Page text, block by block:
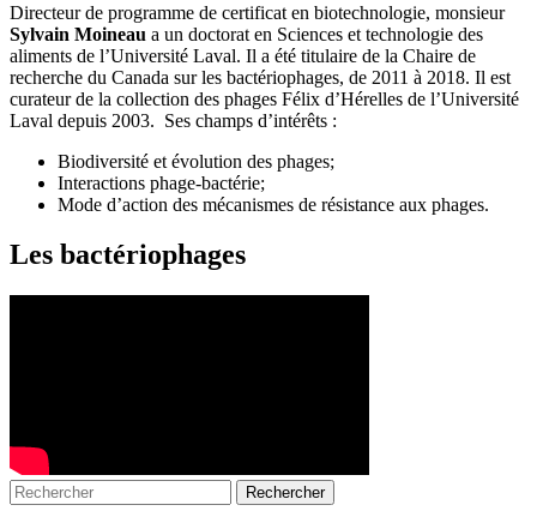
Directeur de programme de certificat en biotechnologie, monsieur
Sylvain Moineau a un doctorat en Sciences et technologie des
aliments de l’Université Laval. Il a été titulaire de la Chaire de
recherche du Canada sur les bactériophages, de 2011 à 2018. Il est
curateur de la collection des phages Félix d’Hérelles de l’Université
Laval depuis 2003. Ses champs d’intérêts :
Biodiversité et évolution des phages;
Interactions phage-bactérie;
Mode d’action des mécanismes de résistance aux phages.
Les bactériophages